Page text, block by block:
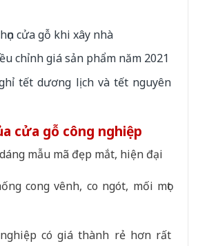
cửa gỗ khi xây nhà
chỉnh giá sản phẩm năm 2021
tết dương lịch và tết nguyên
cửa gỗ công nghiệp
mẫu mã đẹp mắt, hiện đại
cong vênh, co ngót, mối mọt
có giá thành rẻ hơn rất